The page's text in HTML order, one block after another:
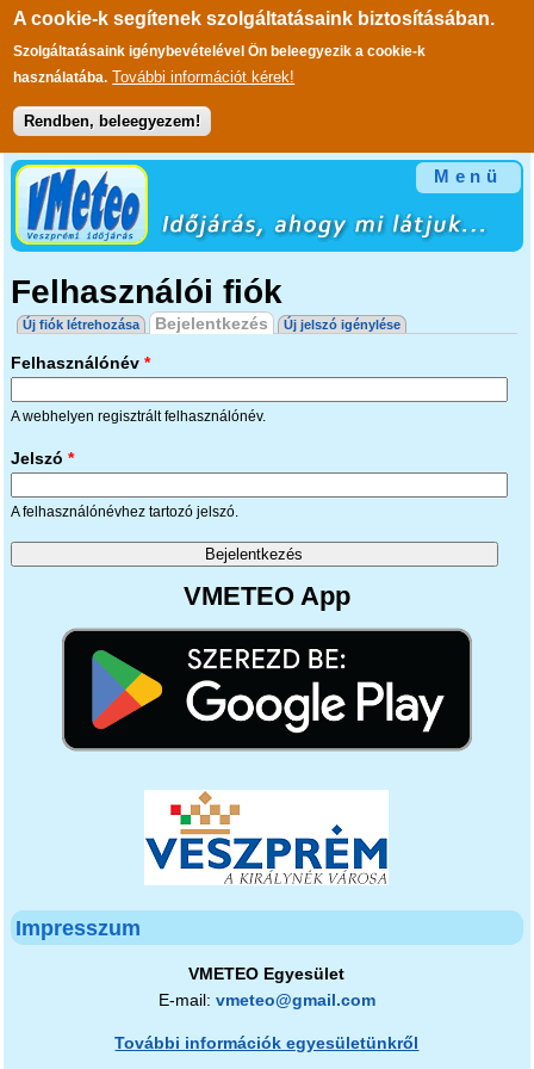
A cookie-k segítenek szolgáltatásaink biztosításában.
Szolgáltatásaink igénybevételével Ön beleegyezik a cookie-k
használatába. További információt kérek!
Rendben, beleegyezem!
Ugrás a tartalomra
Menü
Felhasználói fiók
Elsődleges fülek
Új fiók létrehozása Bejelentkezés (aktív fül)
Új jelszó igénylése
Felhasználónév *
A webhelyen regisztrált felhasználónév.
Jelszó *
A felhasználónévhez tartozó jelszó.
VMETEO App
Impresszum
VMETEO Egyesület
E-mail: vmeteo@gmail.com
További információk egyesületünkről